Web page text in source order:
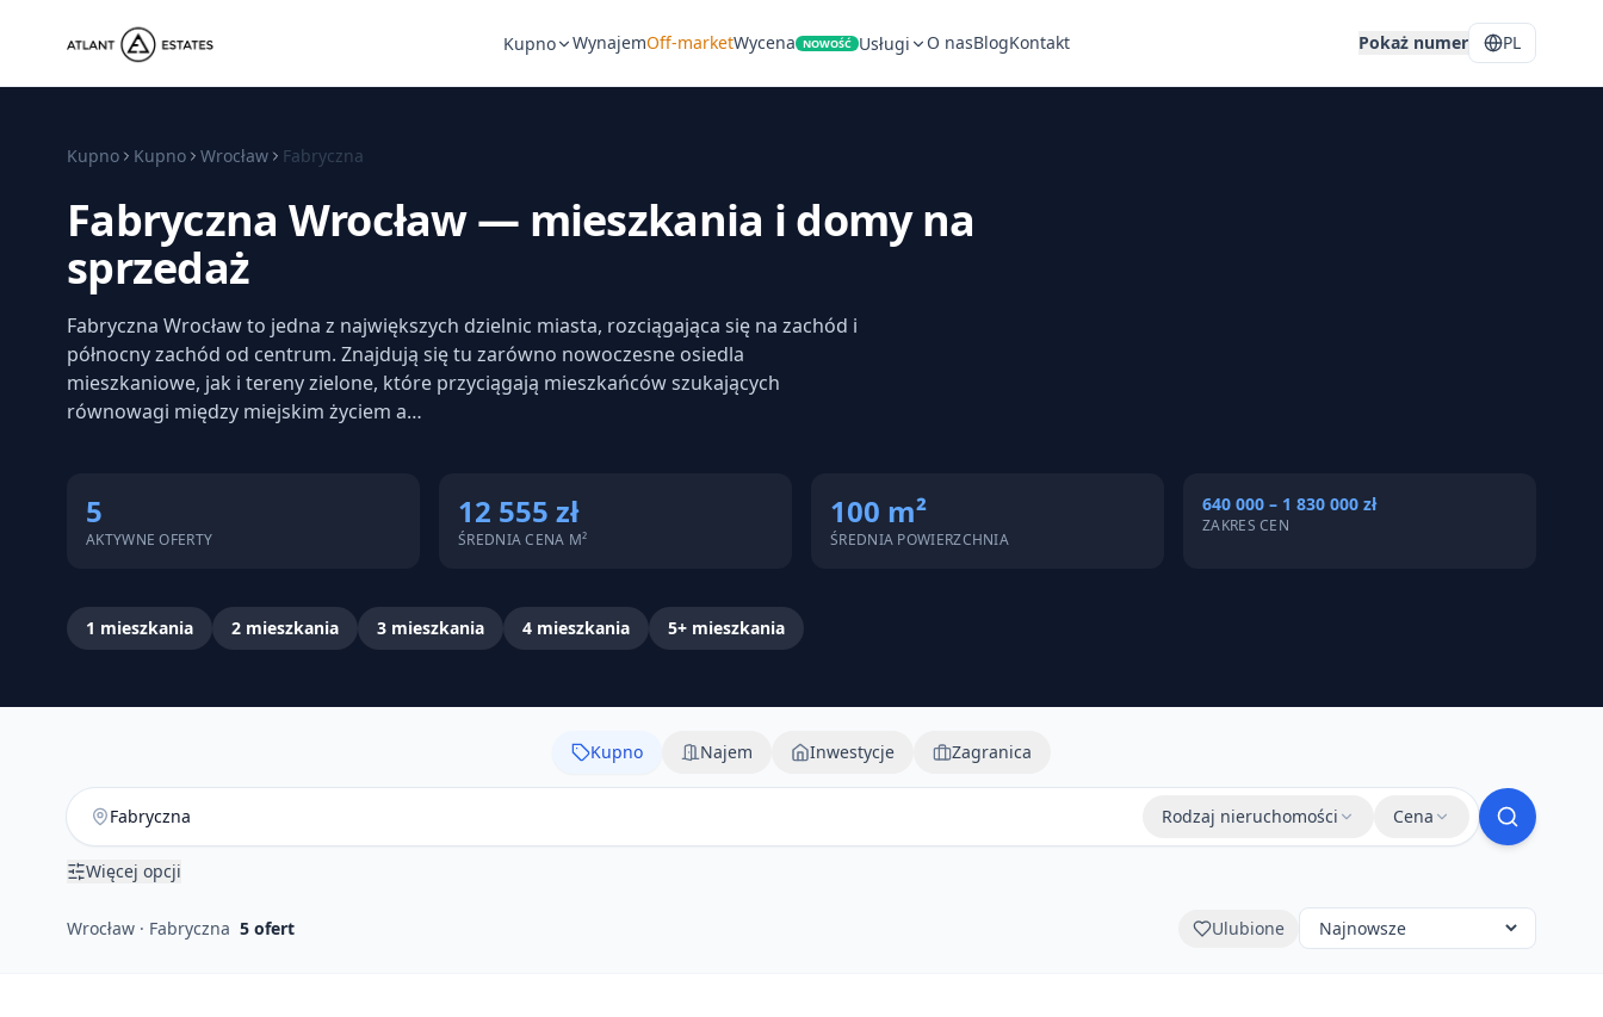
Kupno WynajemOff-marketWycena NOWOŚĆ Usługi O nasBlogKontakt Pokaż numer PL
Kupno Kupno Wrocław Fabryczna
Fabryczna Wrocław — mieszkania i domy na
sprzedaż
Fabryczna Wrocław to jedna z największych dzielnic miasta, rozciągająca się na zachód i
północny zachód od centrum. Znajdują się tu zarówno nowoczesne osiedla
mieszkaniowe, jak i tereny zielone, które przyciągają mieszkańców szukających
równowagi między miejskim życiem a…
5
AKTYWNE OFERTY
12 555 zł
ŚREDNIA CENA M²
100 m²
ŚREDNIA POWIERZCHNIA
640 000 – 1 830 000 zł
ZAKRES CEN
1 mieszkania 2 mieszkania 3 mieszkania 4 mieszkania 5+ mieszkania
Kupno Najem Inwestycje Zagranica
Rodzaj nieruchomości Cena
Więcej opcji
Wrocław · Fabryczna 5 ofert Ulubione